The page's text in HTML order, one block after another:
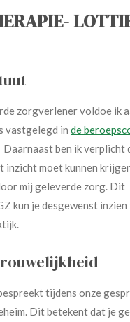
zorgverlener voldoe ik
vastgelegd in de
Daarnaast ben ik verplicht
moet kunnen
mij geleverde zorg. Dit
kun je desgewenst inzien
tijdens onze
Dit betekent dat je